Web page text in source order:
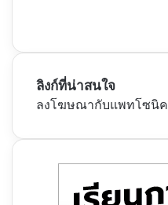
ลิงก์ที่น่าสนใจ
ลงโฆษณากับแพทโซนิค